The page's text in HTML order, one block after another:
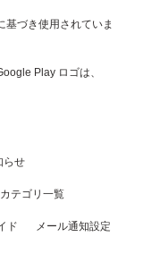
基づき使用されていま
Play ロゴは、
らせ
カテゴリ一覧
ド メール通知設定